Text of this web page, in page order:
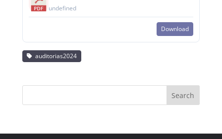
undefined
Download
auditorias2024